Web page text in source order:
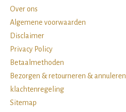
Over ons
Algemene voorwaarden
Disclaimer
Privacy Policy
Betaalmethoden
Bezorgen & retourneren & annuleren
klachtenregeling
Sitemap